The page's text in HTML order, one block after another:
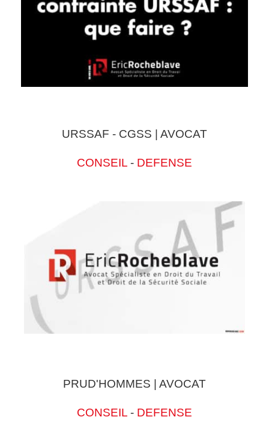
URSSAF - CGSS | AVOCAT
CONSEIL - DEFENSE
PRUD'HOMMES | AVOCAT
CONSEIL - DEFENSE